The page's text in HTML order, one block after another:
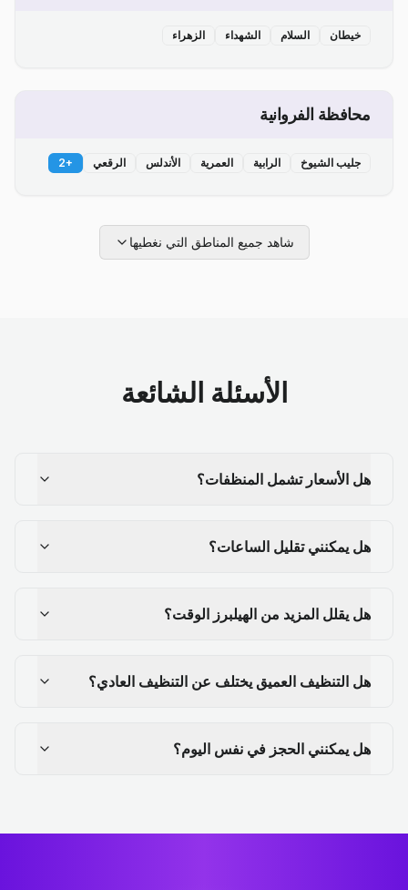
خيطان السلام الشهداء الزهراء
محافظة الفروانية
جليب الشيوخ الرابية العمرية الأندلس الرقعي +
2
شاهد جميع المناطق التي نغطيها
الأسئلة الشائعة
هل الأسعار تشمل المنظفات؟
هل يمكنني تقليل الساعات؟
هل يقلل المزيد من الهيلبرز الوقت؟
هل التنظيف العميق يختلف عن التنظيف العادي؟
هل يمكنني الحجز في نفس اليوم؟